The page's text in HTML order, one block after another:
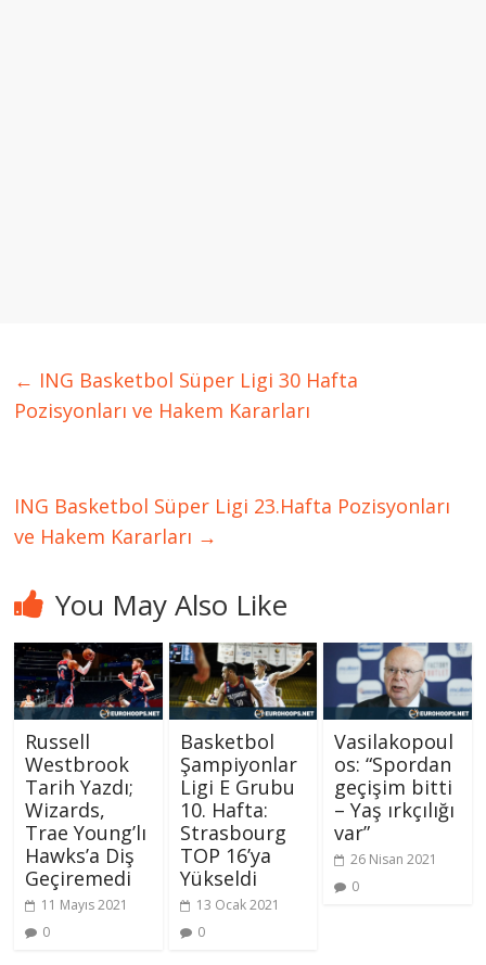
← ING Basketbol Süper Ligi 30 Hafta
Pozisyonları ve Hakem Kararları
ING Basketbol Süper Ligi 23.Hafta Pozisyonları
ve Hakem Kararları →
You May Also Like
Russell
Westbrook
Tarih Yazdı;
Wizards,
Trae Young’lı
Hawks’a Diş
Geçiremedi
11 Mayıs 2021
0
Basketbol
Şampiyonlar
Ligi E Grubu
10. Hafta:
Strasbourg
TOP 16’ya
Yükseldi
13 Ocak 2021
0
Vasilakopoul
os: “Spordan
geçişim bitti
– Yaş ırkçılığı
var”
26 Nisan 2021
0